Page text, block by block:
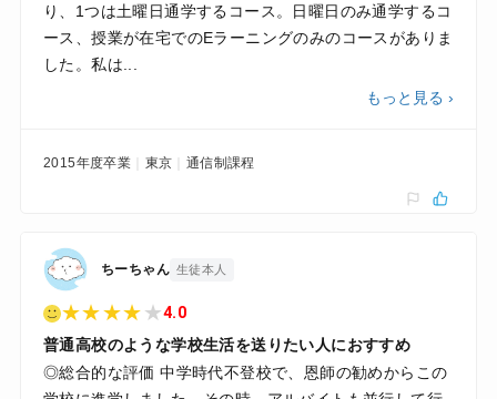
り、1つは土曜日通学するコース。日曜日のみ通学するコ
ース、授業が在宅でのEラーニングのみのコースがありま
した。私は...
もっと見る ›
2015年度卒業 東京 通信制課程
ちーちゃん 生徒本人
★★★★ ★4.0
普通高校のような学校生活を送りたい人におすすめ
◎総合的な評価 中学時代不登校で、恩師の勧めからこの